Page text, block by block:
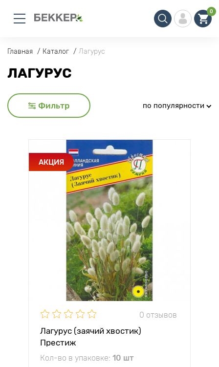
0
Главная Каталог Лагурус
ЛАГУРУС
Фильтр по популярности
АКЦИЯ
0 отзывов
Лагурус (заячий хвостик)
Престиж
Кол-во в упаковке: 10 шт